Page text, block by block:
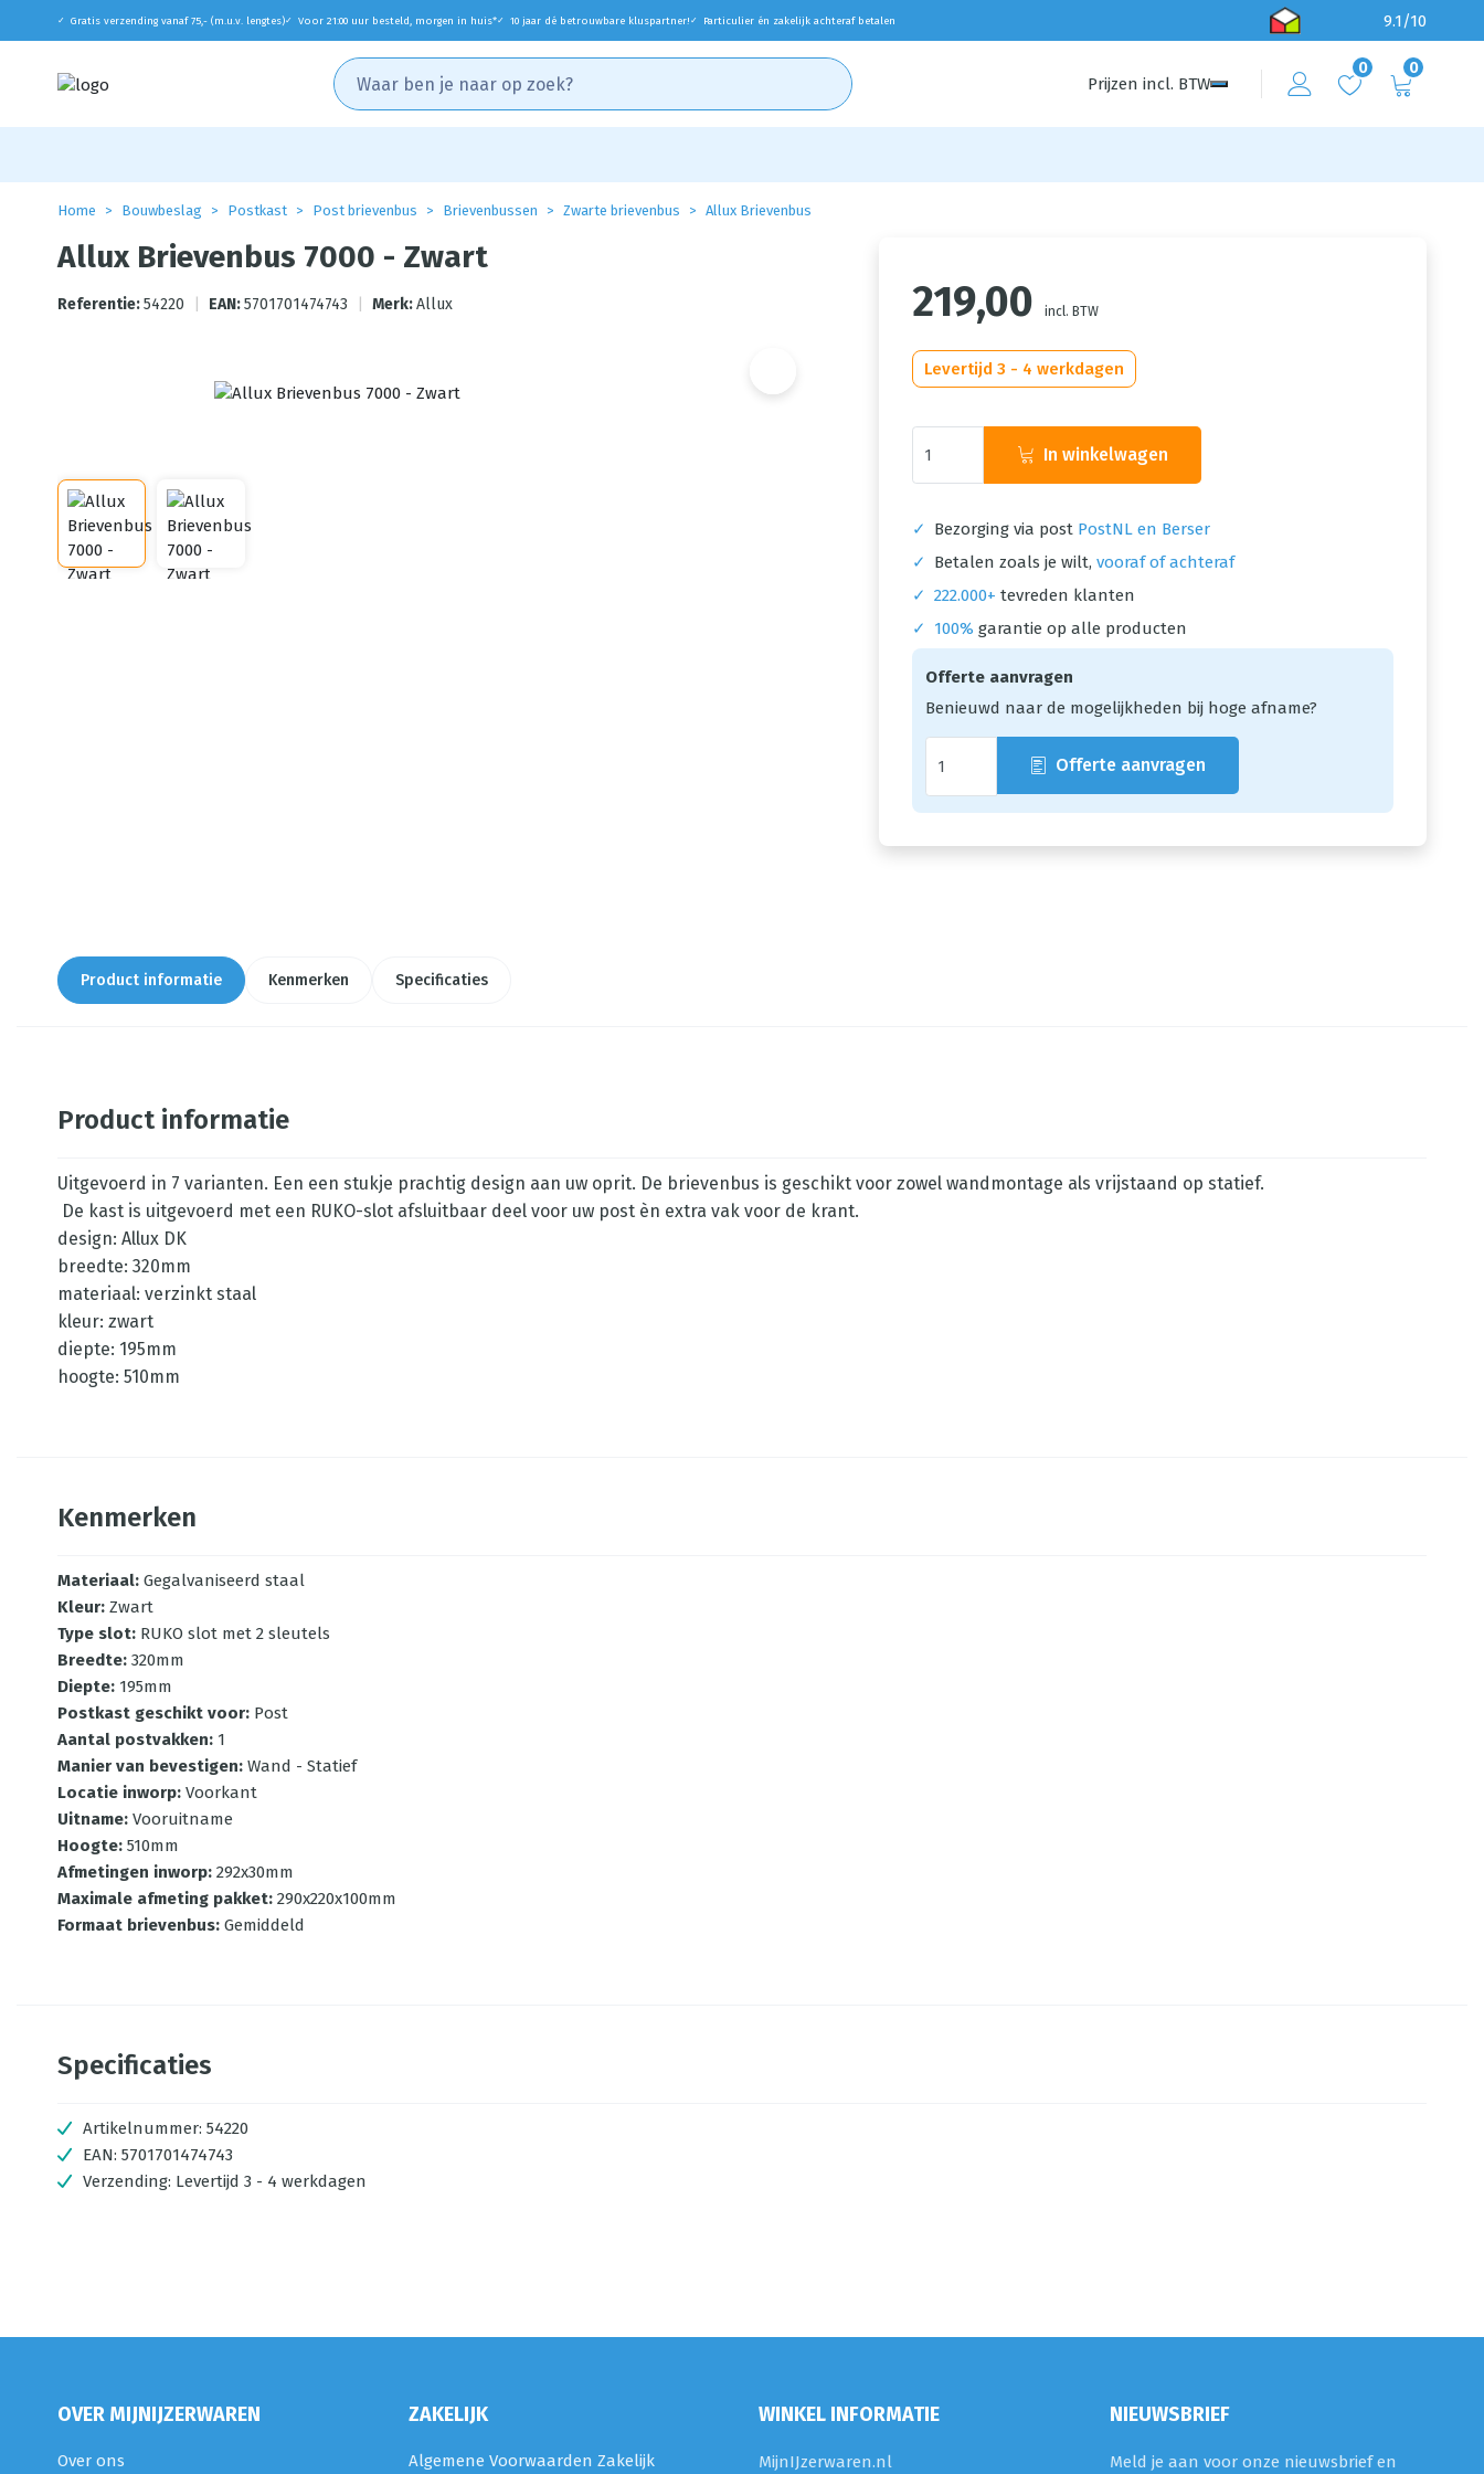
✓ Gratis verzending vanaf 75,- (m.u.v. lengtes)✓ Voor 21:00 uur besteld, morgen in huis*✓ 10 jaar dé betrouwbare kluspartner! ✓ Particulier én zakelijk achteraf betalen 9.1/10
Prijzen incl. BTW
0 0
Home Bouwbeslag Postkast Post brievenbus Brievenbussen Zwarte brievenbus Allux Brievenbus
Allux Brievenbus 7000 - Zwart
Referentie:54220 EAN:5701701474743 Merk:Allux 219,00 incl. BTW
Levertijd 3 - 4 werkdagen
In winkelwagen
✓ Bezorging via post PostNL en Berser
✓
Betalen zoals je wilt, vooraf of achteraf
✓ 222.000+ tevreden klanten
✓
100% garantie op alle producten
Offerte aanvragen
Benieuwd naar de mogelijkheden bij hoge afname?
Offerte aanvragen
Product informatie Kenmerken Specificaties
Product informatie
Uitgevoerd in 7 varianten. Een een stukje prachtig design aan uw oprit. De brievenbus is geschikt voor zowel wandmontage als vrijstaand op statief.
De kast is uitgevoerd met een RUKO-slot afsluitbaar deel voor uw post èn extra vak voor de krant.
design: Allux DK
breedte: 320mm
materiaal: verzinkt staal
kleur: zwart
diepte: 195mm
hoogte: 510mm
Kenmerken
Materiaal: Gegalvaniseerd staal
Kleur: Zwart
Type slot: RUKO slot met 2 sleutels
Breedte: 320mm
Diepte: 195mm
Postkast geschikt voor: Post
Aantal postvakken: 1
Manier van bevestigen: Wand - Statief
Locatie inworp: Voorkant
Uitname: Vooruitname
Hoogte: 510mm
Afmetingen inworp: 292x30mm
Maximale afmeting pakket: 290x220x100mm
Formaat brievenbus: Gemiddeld
Specificaties
Artikelnummer: 54220
EAN: 5701701474743
Verzending: Levertijd 3 - 4 werkdagen
OVER MIJNIJZERWAREN
Over ons
ZAKELIJK
Algemene Voorwaarden Zakelijk
WINKEL INFORMATIE
MijnIJzerwaren.nl
NIEUWSBRIEF
Meld je aan voor onze nieuwsbrief en